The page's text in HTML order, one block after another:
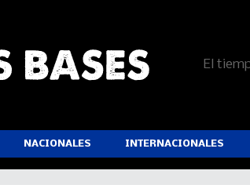
El
NACIONALES INTERNACIONALES